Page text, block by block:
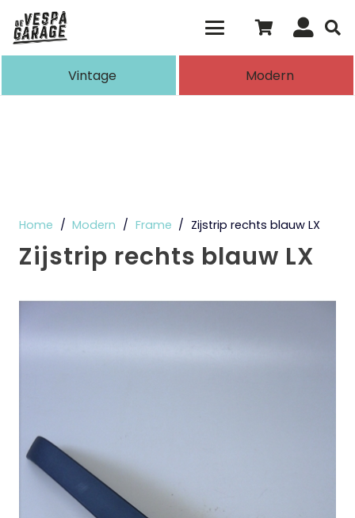
de resultaten voor automatisch
Vintage Modern
Home / Modern / Frame / Zijstrip rechts blauw LX
Zijstrip rechts blauw LX